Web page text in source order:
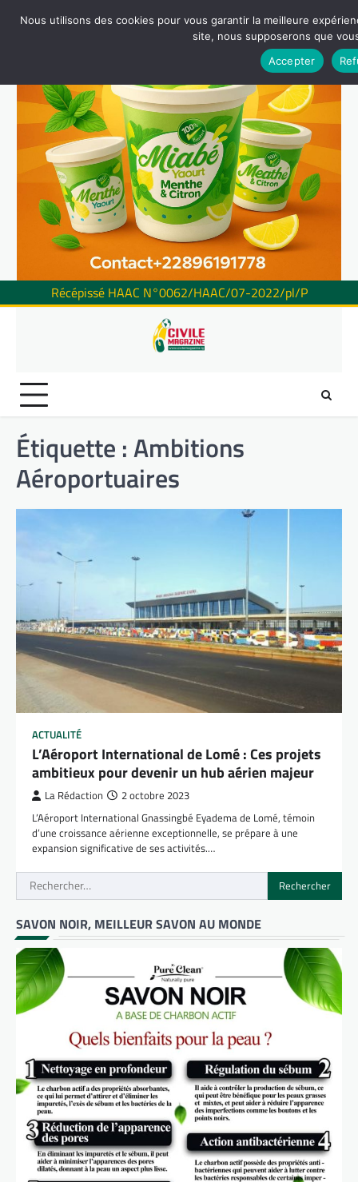
Récépissé HAAC N°0062/HAAC/07-2022/pl/P
Étiquette :Ambitions
Aéroportuaires
ACTUALITÉ
L’Aéroport International de Lomé : Ces projets
ambitieux pour devenir un hub aérien majeur
La Rédaction 2 octobre 2023
L’Aéroport International Gnassingbé Eyadema de Lomé, témoin
d’une croissance aérienne exceptionnelle, se prépare à une
expansion significative de ses activités.…
Rechercher :
SAVON NOIR, MEILLEUR SAVON AU MONDE
Nous utilisons des cookies pour vous garantir la meilleure
site, nous supposerons que
Accepter